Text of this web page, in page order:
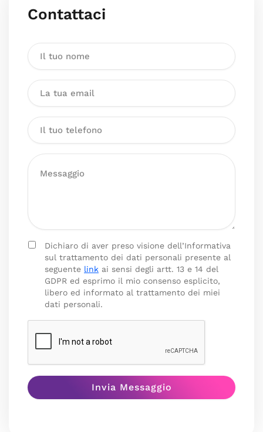
Contattaci
Dichiaro di aver preso visione dell’Informativa
sul trattamento dei dati personali presente al
seguente link ai sensi degli artt. 13 e 14 del
GDPR ed esprimo il mio consenso esplicito,
libero ed informato al trattamento dei miei
dati personali.